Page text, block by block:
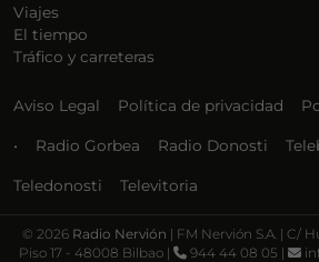
Viajes
El tiempo
Tráfico y carreteras
Aviso Legal Política de privacidad
• Radio Gorbea Radio Donosti
Teledonosti Televitoria
© 2026 Radio Nervión | FM Nervión S.A. | C/
Piso 17 - 48008 Bilbao |
944 44 08 05 |